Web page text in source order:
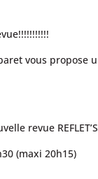
vous propose
revue REFLET’S
(maxi 20h15)